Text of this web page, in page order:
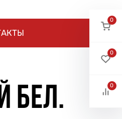
БЕЛ.
0
0
0